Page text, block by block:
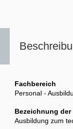
Fachbereich
Personal -
Bezeichnung der
Ausbildung zum